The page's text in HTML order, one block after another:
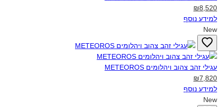
₪8,520
למידע נוסף
New
עגילי זהב צהוב ויהלומים METEOROS‎
₪7,820
למידע נוסף
New